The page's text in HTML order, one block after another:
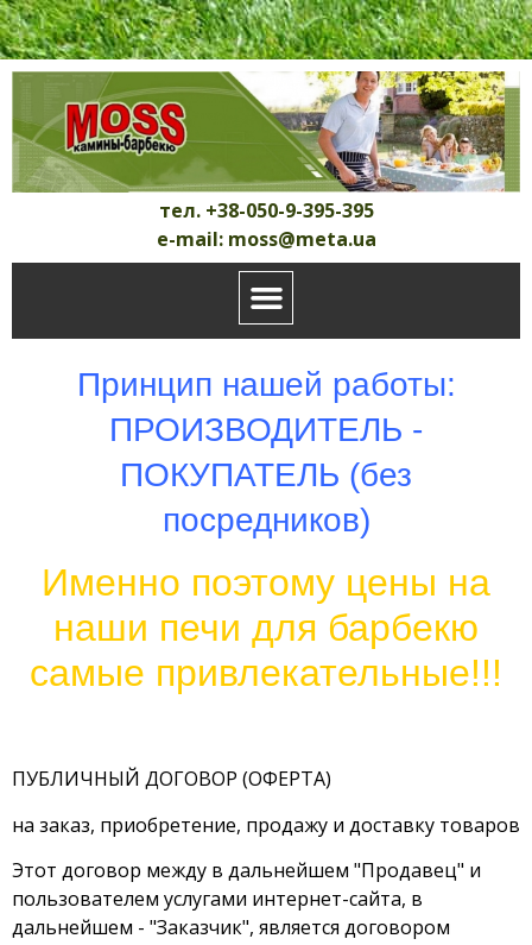
тел. +38-050-9-395-395
e-mail: moss@meta.ua
Принцип нашей работы:
ПРОИЗВОДИТЕЛЬ -
ПОКУПАТЕЛЬ (без
посредников)
Именно поэтому цены на
наши печи для барбекю
самые привлекательные!!!
ПУБЛИЧНЫЙ ДОГОВОР (ОФЕРТА)
на заказ, приобретение, продажу и доставку товаров
Этот договор между в дальнейшем "Продавец" и
пользователем услугами интернет-сайта, в
дальнейшем - "Заказчик", является договором